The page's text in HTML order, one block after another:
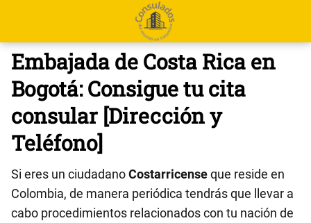
Embajada de Costa Rica en
Bogotá: Consigue tu cita
consular [Dirección y
Teléfono]
Si eres un ciudadanoCostarricenseque reside en
Colombia, de manera periódica tendrás que llevar a
cabo procedimientos relacionados con tu nación de